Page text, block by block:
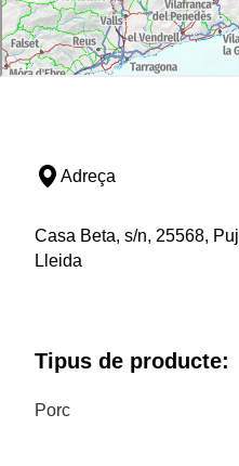
Adreça
Casa Beta, s/n, 25568,
Lleida
Tipus de producte:
Porc